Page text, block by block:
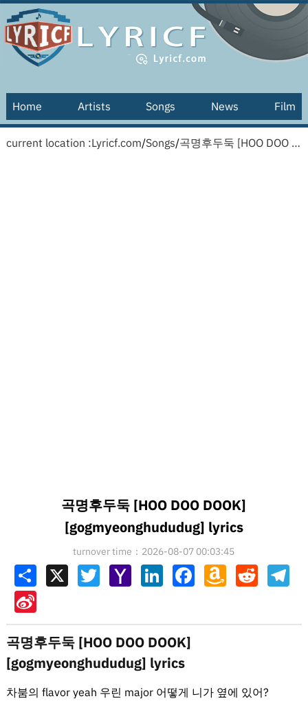
Home Artists Songs News Film
current location :Lyricf.com/Songs/ 곡명후두둑 [HOO DOO DOOK] [gogmyeonghududug] lyrics
곡명후두둑 [HOO DOO DOOK]
[gogmyeonghududug] lyrics
turnover time：2026-08-07 00:03:45
Share X TwitterYahoo
Mail
LinkedInFacebookAmazon
Wish
Reddit
Sina
Weibo
곡명후두둑 [HOO DOO DOOK]
[gogmyeonghududug] lyrics
차붐의 flavor yeah 우린 major 어떻게 니가 옆에 있어?